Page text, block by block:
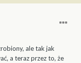
ale tak jak
a teraz przez to, że